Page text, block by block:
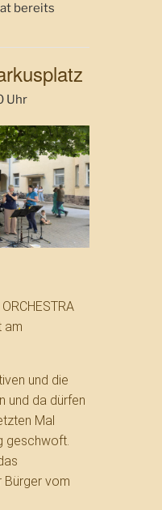
bereits
am
und die
und da dürfen
Mal
geschwoft.
Bürger vom